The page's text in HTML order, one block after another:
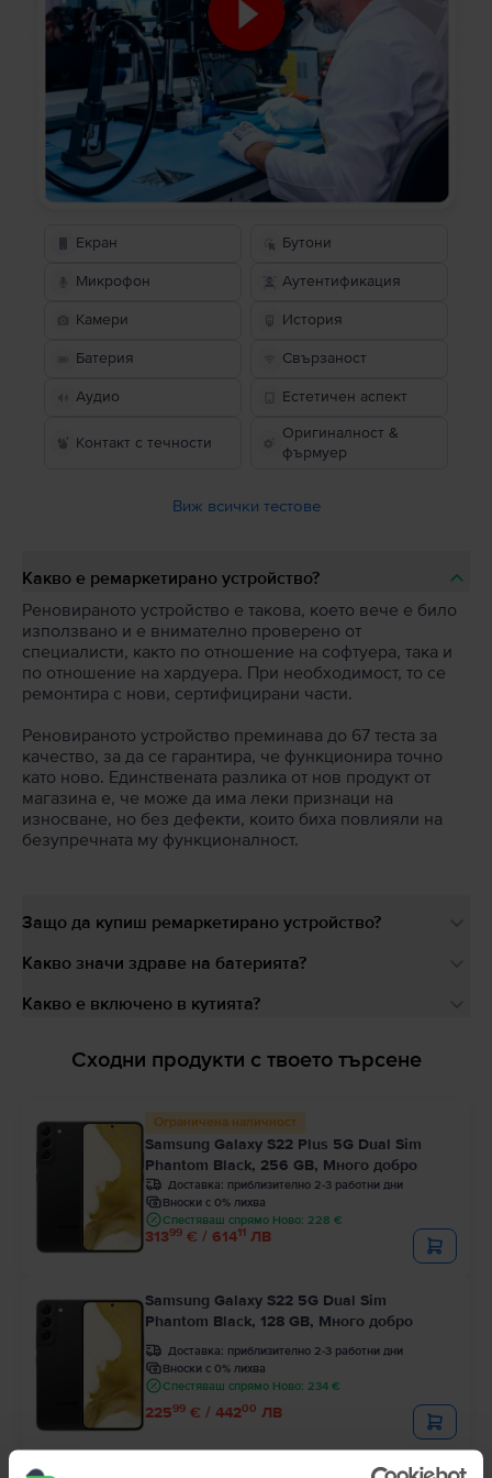
Екран Бутони
Микрофон Аутентификация
Камери История
Батерия Свързаност
Аудио Естетичен аспект
Контакт с течности
Оригиналност &
фърмуер
Виж всички тестове
Какво е ремаркетирано устройство?
Реновираното устройство е такова, което вече е било
използвано и е внимателно проверено от
специалисти, както по отношение на софтуера, така и
по отношение на хардуера. При необходимост, то се
ремонтира с нови, сертифицирани части.
Реновираното устройство преминава до 67 теста за
качество, за да се гарантира, че функционира точно
като ново. Единствената разлика от нов продукт от
магазина е, че може да има леки признаци на
износване, но без дефекти, които биха повлияли на
безупречната му функционалност.
Защо да купиш ремаркетирано устройство?
Какво значи здраве на батерията?
Какво е включено в кутията?
Сходни продукти с твоето търсене
Ограничена наличност
Samsung Galaxy S22 Plus 5G Dual Sim
Phantom Black, 256 GB, Много добро
Доставка: приблизително 2-3 работни дни
Вноски с 0% лихва
Спестяваш спрямо Ново: 228 €
31399 € / 61411 ЛВ
Samsung Galaxy S22 5G Dual Sim
Phantom Black, 128 GB, Много добро
Доставка: приблизително 2-3 работни дни
Вноски с 0% лихва
Спестяваш спрямо Ново: 234 €
22599 € / 44200 ЛВ